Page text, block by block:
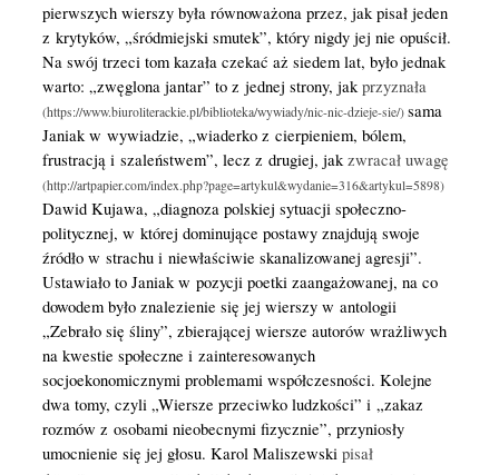
pierwszych wierszy była równoważona przez, jak pisał jeden
z krytyków, „śródmiejski smutek”, który nigdy jej nie opuścił.
Na swój trzeci tom kazała czekać aż siedem lat, było jednak
warto: „zwęglona jantar” to z jednej strony, jak przyznała
sama
Janiak w wywiadzie, „wiaderko z cierpieniem, bólem,
frustracją i szaleństwem”, lecz z drugiej, jak zwracał uwagę
Dawid Kujawa, „diagnoza polskiej sytuacji społeczno-
politycznej, w której dominujące postawy znajdują swoje
źródło w strachu i niewłaściwie skanalizowanej agresji”.
Ustawiało to Janiak w pozycji poetki zaangażowanej, na co
dowodem było znalezienie się jej wierszy w antologii
„Zebrało się śliny”, zbierającej wiersze autorów wrażliwych
na kwestie społeczne i zainteresowanych
socjoekonomicznymi problemami współczesności. Kolejne
dwa tomy, czyli „Wiersze przeciwko ludzkości” i „zakaz
rozmów z osobami nieobecnymi fizycznie”, przyniosły
umocnienie się jej głosu. Karol Maliszewski pisał